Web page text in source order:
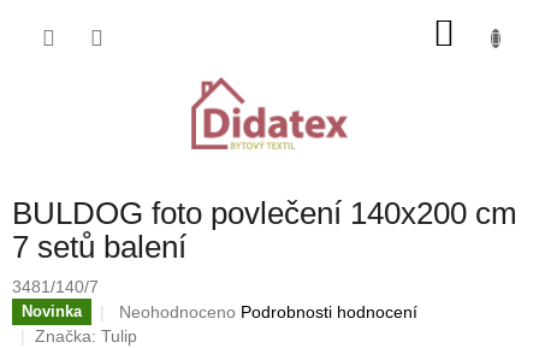
BULDOG foto povlečení 140x200 cm
7 setů balení
3481/140/7
Novinka
Průměrné
hodnocení
Neohodnoceno Podrobnosti hodnocení
Značka: Tulip